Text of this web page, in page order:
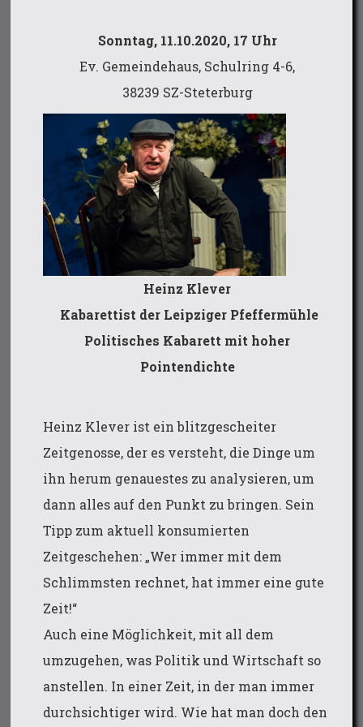
Sonntag, 11.10.2020, 17 Uhr
Ev. Gemeindehaus, Schulring 4-6,
38239 SZ-Steterburg
Heinz Klever
Kabarettist der Leipziger Pfeffermühle
Politisches Kabarett mit hoher
Pointendichte
Heinz Klever ist ein blitzgescheiter
Zeitgenosse, der es versteht, die Dinge um
ihn herum genauestes zu analysieren, um
dann alles auf den Punkt zu bringen. Sein
Tipp zum aktuell konsumierten
Zeitgeschehen: „Wer immer mit dem
Schlimmsten rechnet, hat immer eine gute
Zeit!“
Auch eine Möglichkeit, mit all dem
umzugehen, was Politik und Wirtschaft so
anstellen. In einer Zeit, in der man immer
durchsichtiger wird. Wie hat man doch den